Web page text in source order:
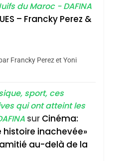
Guerre»: La
Chanson De
George
JUDAISME
D’Isaac:
Pourrait
À 13 Pays
Latine
JUDAISME
du Maroc - DAFINA
– Francky Perez &
Francky Perez et Yoni
sport, ces
qui ont atteint les
sur Cinéma:
histoire inachevée»
au-delà de la